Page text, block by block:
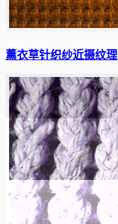
薰衣草针织纱近摄纹理